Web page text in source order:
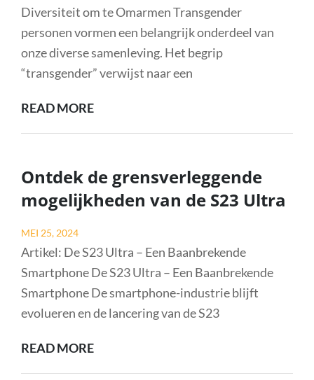
SAMENLEVING
Diversiteit om te Omarmen Transgender
personen vormen een belangrijk onderdeel van
onze diverse samenleving. Het begrip
“transgender” verwijst naar een
READ MORETRANSGENDER
STAP
NAAR
INCLUSIVITEIT
Ontdek de grensverleggende
mogelijkheden van de S23 Ultra
Posted
on
MEI 25, 2024
Artikel: De S23 Ultra – Een Baanbrekende
Smartphone De S23 Ultra – Een Baanbrekende
Smartphone De smartphone-industrie blijft
evolueren en de lancering van de S23
READ MOREONTDEK